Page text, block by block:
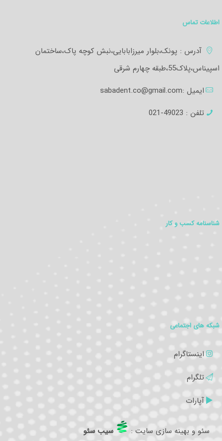
اطلاعات تماس
آدرس : پونک،بلوار میرزابابایی،نبش کوچه پاک،ساختمان
اسپیناس،پلاک55،طبقه چهارم شرقی
ایمیل :sabadent.co@gmail.com
تلفن : 49023-021
شناسنامه کسب و کار
شبکه های اجتماعی
اینستاگرام
تلگرام
آپارات
سئو و بهینه سازی سایت : سیب سئو